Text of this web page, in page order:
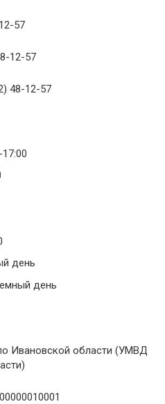
57
12-57
48-12-57
день
день
Ивановской области (УМВД